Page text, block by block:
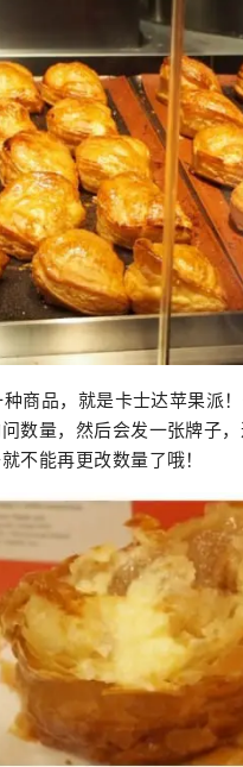
商品，就是卡士达苹果派
数量，然后会发一张牌子
不能再更改数量了哦！